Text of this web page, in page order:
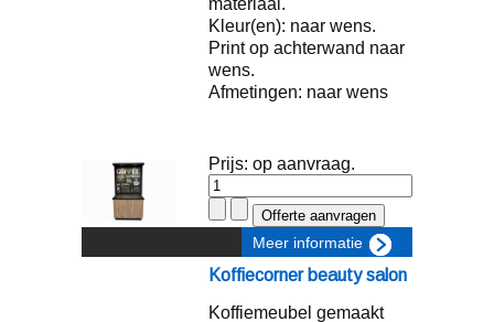
materiaal.
Kleur(en): naar wens.
Print op achterwand naar
wens.
Afmetingen: naar wens
Prijs: op aanvraag.
Meer informatie
Koffiecorner beauty salon
Koffiemeubel gemaakt